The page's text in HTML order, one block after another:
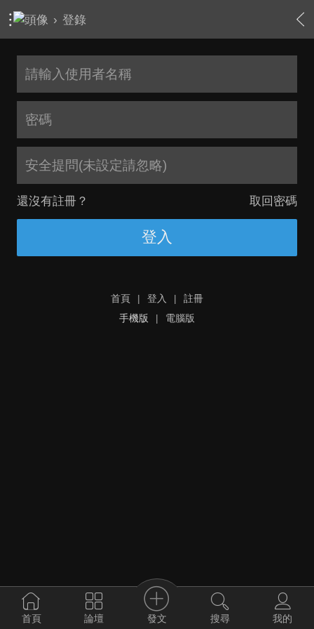
› 登錄
安全提問(未設定請忽略)
還沒有註冊？ 取回密碼
登入
首頁 | 登入 |
註冊
手機版
| 電腦版
首頁 論壇 發文 搜尋 我的